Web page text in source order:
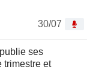
30/07
ses
trimestre et